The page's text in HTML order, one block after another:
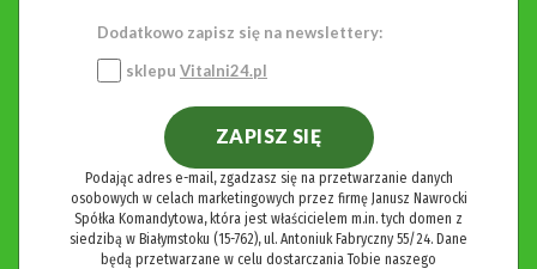
Dodatkowo zapisz się na newslettery:
sklepu Vitalni24.pl
ZAPISZ SIĘ
Podając adres e-mail, zgadzasz się na przetwarzanie danych
osobowych w celach marketingowych przez firmę Janusz Nawrocki
Spółka Komandytowa, która jest właścicielem m.in. tych domen z
siedzibą w Białymstoku (15-762), ul. Antoniuk Fabryczny 55/24. Dane
będą przetwarzane w celu dostarczania Tobie naszego